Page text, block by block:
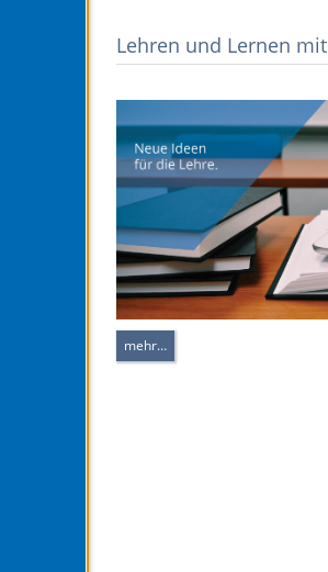
Lehren und Lernen
mehr…